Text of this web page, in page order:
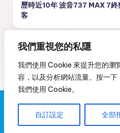
我們重視您的私隱
我們使用 Cookie 來提升您的瀏
容，以及分析網站流量。按一
我們使用 Cookie。
自訂設定 全部
歷時近10年 波音737 MAX 7
客
Copyright 2026 —又飛啦！
免責